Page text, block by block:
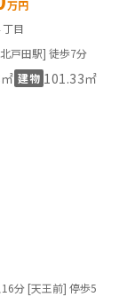
万円
目
戸田駅] 徒歩7分
建物 101.33㎡
分 [天王前] 停歩5